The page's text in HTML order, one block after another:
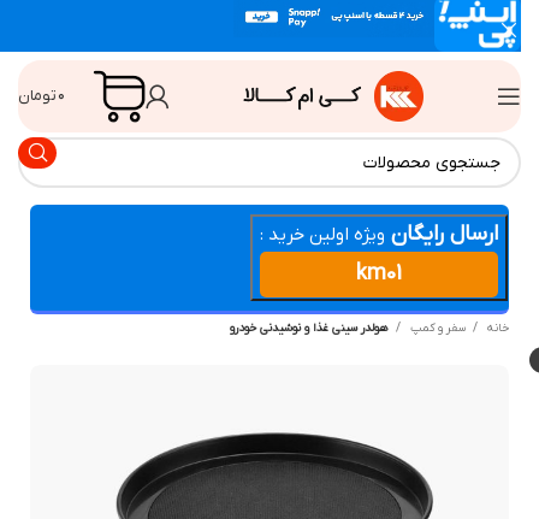
تومان
ارسال رایگان ویژه اولین خرید :
km01
سفر و کمپ هولدر سيني غذا و نوشيدني خودرو